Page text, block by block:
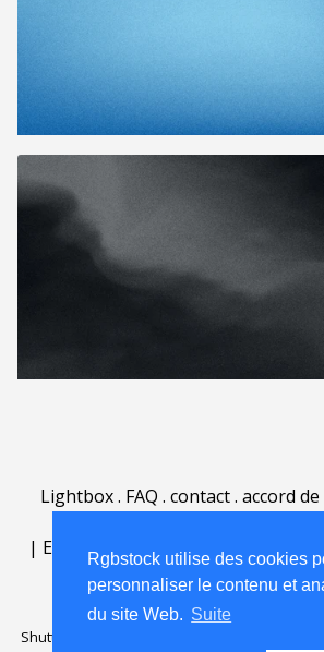
Rgbstock utilise des cookies
personnaliser le contenu et
du site Web. Suite
Lightbox. FAQ . contact. accord de
| English | Deutsch| Español |
Nederlands|
Shutterstock official partner of Rgbstock